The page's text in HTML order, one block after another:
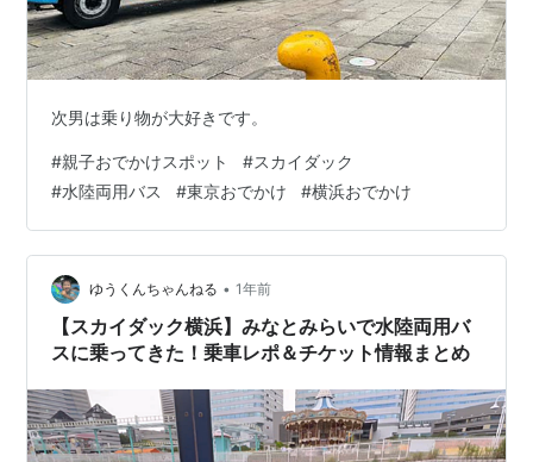
次男は乗り物が大好きです。
#親子おでかけスポット #スカイダック
#水陸両用バス #東京おでかけ #横浜おでかけ
ゆうくんちゃんねる • 1年前
【スカイダック横浜】みなとみらいで水陸両用バ
スに乗ってきた！乗車レポ＆チケット情報まとめ